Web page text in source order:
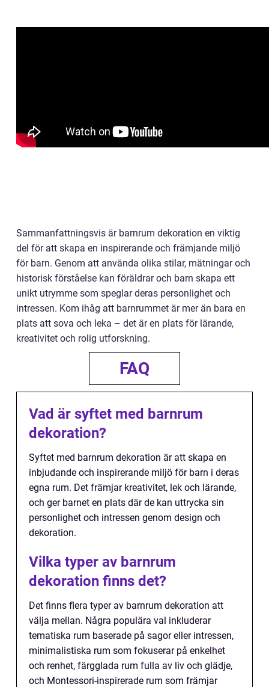
Sammanfattningsvis är barnrum dekoration en viktig
del för att skapa en inspirerande och främjande miljö
för barn. Genom att använda olika stilar, mätningar och
historisk förståelse kan föräldrar och barn skapa ett
unikt utrymme som speglar deras personlighet och
intressen. Kom ihåg att barnrummet är mer än bara en
plats att sova och leka – det är en plats för lärande,
kreativitet och rolig utforskning.
FAQ
Vad är syftet med barnrum
dekoration?
Syftet med barnrum dekoration är att skapa en
inbjudande och inspirerande miljö för barn i deras
egna rum. Det främjar kreativitet, lek och lärande,
och ger barnet en plats där de kan uttrycka sin
personlighet och intressen genom design och
dekoration.
Vilka typer av barnrum
dekoration finns det?
Det finns flera typer av barnrum dekoration att
välja mellan. Några populära val inkluderar
tematiska rum baserade på sagor eller intressen,
minimalistiska rum som fokuserar på enkelhet
och renhet, färgglada rum fulla av liv och glädje,
och Montessori-inspirerade rum som främjar